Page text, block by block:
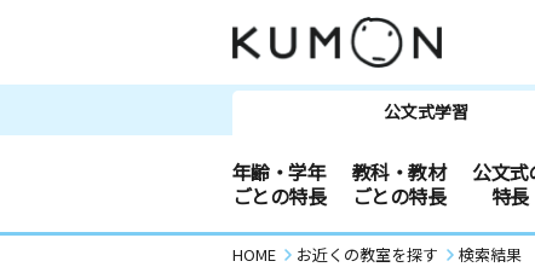
公文式学習
年齢・学年
ごとの特長
教科・教材
ごとの特長
公文式
特長
HOME お近くの教室を探す 検索結果